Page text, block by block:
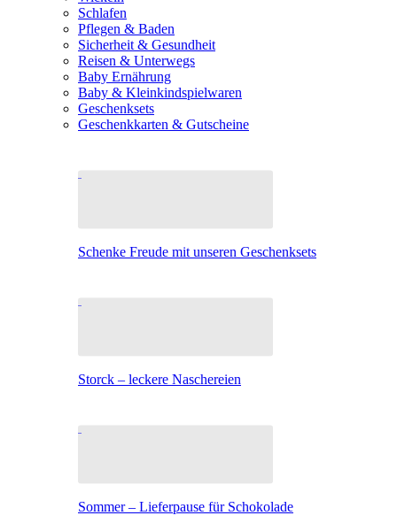
Schlafen
Pflegen & Baden
Sicherheit & Gesundheit
Reisen & Unterwegs
Baby Ernährung
Baby & Kleinkindspielwaren
Geschenksets
Geschenkkarten & Gutscheine
Schenke Freude mit unseren Geschenksets
Storck – leckere Naschereien
Sommer – Lieferpause für Schokolade